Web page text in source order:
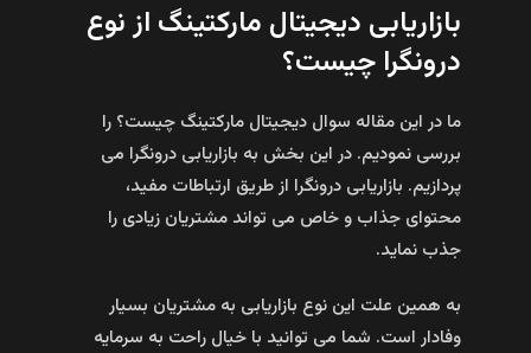
بازاریابی دیجیتال مارکتینگ از نوع
درونگرا چیست؟
ما در این مقاله سوال دیجیتال مارکتینگ چیست؟ را
بررسی نمودیم. در این بخش به بازاریابی درونگرا می
پردازیم. بازاریابی درونگرا از طریق ارتباطات مفید،
محتوای جذاب و خاص می تواند مشتریان زیادی را
جذب نماید.
به همین علت این نوع بازاریابی به مشتریان بسیار
وفادار است. شما می توانید با خیال راحت به سرمایه